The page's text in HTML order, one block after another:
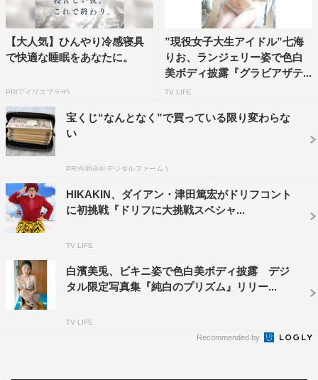
【大人気】ひんやり冷感寝具
で快適な睡眠をあなたに。
PR(アイリスプラザ)
”現役女子大生アイドル”七海
りお、ランジェリー姿で色白
美ボディ披露『グラビアザテ...
TV LIFE
宝くじ“なんとなく”で買っている限り変わらな
い
PR(合同会社デジタルファーム )
HIKAKIN、ダイアン・津田篤宏がドリフコント
に初挑戦『ドリフに大挑戦スペシャ...
TV LIFE
白濱美兎、ビキニ姿で色白美ボディ披露 デジ
タル限定写真集『純白のプリズム』リリー...
TV LIFE
Recommended by